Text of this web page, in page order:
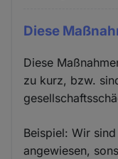
Diese
Diese
zu kurz, bzw.
Beispiel: Wir
angewiesen,